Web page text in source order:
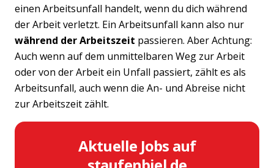
einen Arbeitsunfall handelt, wenn du dich während
der Arbeit verletzt. Ein Arbeitsunfall kann also nur
während der Arbeitszeit passieren. Aber Achtung:
Auch wenn auf dem unmittelbaren Weg zur Arbeit
oder von der Arbeit ein Unfall passiert, zählt es als
Arbeitsunfall, auch wenn die An- und Abreise nicht
zur Arbeitszeit zählt.
Aktuelle Jobs auf